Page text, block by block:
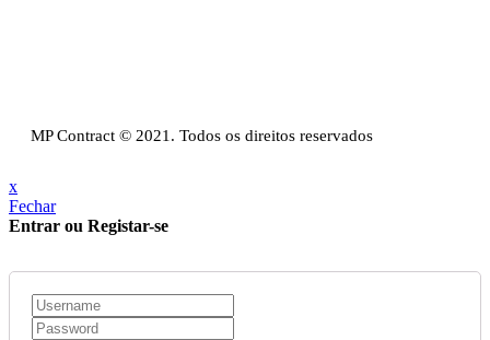
MP Contract © 2021. Todos os direitos reservados
x
Fechar
Entrar ou Registar-se